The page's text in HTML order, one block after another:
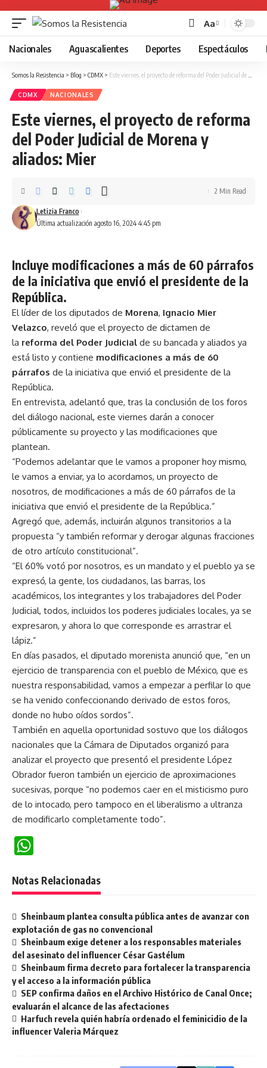
Font
Resizer
Aa
Nacionales Aguascalientes Deportes Espectáculos
Somos la Resistencia > Blog > CDMX > Este viernes, el proyecto de reforma del Poder Judicial de Morena y aliados: Mier
CDMX NACIONALES
Este viernes, el proyecto de reforma
del Poder Judicial de Morena y
aliados: Mier
Última actualización agosto 16, 2024 4:45 pm
Letizia Franco
2 Min Read
Incluye modificaciones a más de 60 párrafos
de la iniciativa que envió el presidente de la
República.
El líder de los diputados de Morena, Ignacio Mier
Velazco, reveló que el proyecto de dictamen de
la reforma del Poder Judicial de su bancada y aliados ya
está listo y contiene modificaciones a más de 60
párrafos de la iniciativa que envió el presidente de la
República.
En entrevista, adelantó que, tras la conclusión de los foros
del diálogo nacional, este viernes darán a conocer
públicamente su proyecto y las modificaciones que
plantean.
“Podemos adelantar que le vamos a proponer hoy mismo,
le vamos a enviar, ya lo acordamos, un proyecto de
nosotros, de modificaciones a más de 60 párrafos de la
iniciativa que envió el presidente de la República.”
Agregó que, además, incluirán algunos transitorios a la
propuesta “y también reformar y derogar algunas fracciones
de otro artículo constitucional”.
“El 60% votó por nosotros, es un mandato y el pueblo ya se
expresó, la gente, los ciudadanos, las barras, los
académicos, los integrantes y los trabajadores del Poder
Judicial, todos, incluidos los poderes judiciales locales, ya se
expresaron, y ahora lo que corresponde es arrastrar el
lápiz.”
En días pasados, el diputado morenista anunció que, “en un
ejercicio de transparencia con el pueblo de México, que es
nuestra responsabilidad, vamos a empezar a perfilar lo que
se ha venido confeccionando derivado de estos foros,
donde no hubo oídos sordos”.
También en aquella oportunidad sostuvo que los diálogos
nacionales que la Cámara de Diputados organizó para
analizar el proyecto que presentó el presidente López
Obrador fueron también un ejercicio de aproximaciones
sucesivas, porque “no podemos caer en el misticismo puro
de lo intocado, pero tampoco en el liberalismo a ultranza
de modificarlo completamente todo”.
Notas Relacionadas
Sheinbaum plantea consulta pública antes de avanzar con
explotación de gas no convencional
Sheinbaum exige detener a los responsables materiales
del asesinato del influencer César Gastélum
Sheinbaum firma decreto para fortalecer la transparencia
y el acceso a la información pública
SEP confirma daños en el Archivo Histórico de Canal Once;
evaluarán el alcance de las afectaciones
Harfuch revela quién habría ordenado el feminicidio de la
influencer Valeria Márquez